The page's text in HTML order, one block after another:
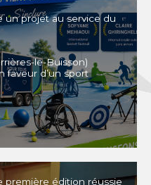
un projet au service du
le-Buisson)
faveur d’un sport
première édition réussie